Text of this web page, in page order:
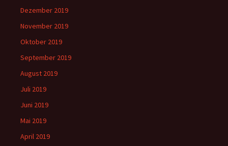
Dezember 2019
November 2019
Oktober 2019
September 2019
August 2019
Juli 2019
Juni 2019
Mai 2019
April 2019